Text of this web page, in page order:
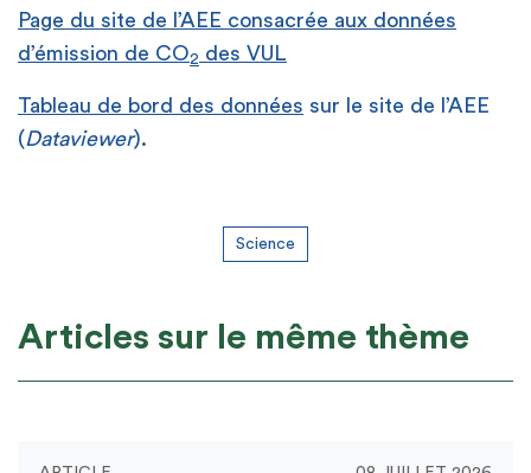
Page du site de l’AEE consacrée aux données
d’émission de CO2 des VUL
Tableau de bord des données sur le site de l’AEE
(Dataviewer).
Science
Articles sur le même thème